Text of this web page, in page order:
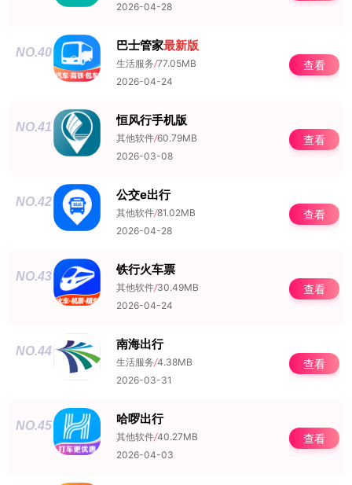
2026-04-28
NO.40 巴士管家最新版
生活服务/77.05MB
2026-04-24
查看
NO.41 恒风行手机版
其他软件/60.79MB
2026-03-08
查看
NO.42 公交e出行
其他软件/81.02MB
2026-04-28
查看
NO.43 铁行火车票
其他软件/30.49MB
2026-04-24
查看
NO.44 南海出行
生活服务/4.38MB
2026-03-31
查看
NO.45 哈啰出行
其他软件/40.27MB
2026-04-03
查看